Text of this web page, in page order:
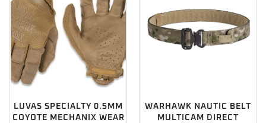
LUVAS SPECIALTY 0.5MM
COYOTE MECHANIX WEAR
WARHAWK NAUTIC BELT
MULTICAM DIRECT